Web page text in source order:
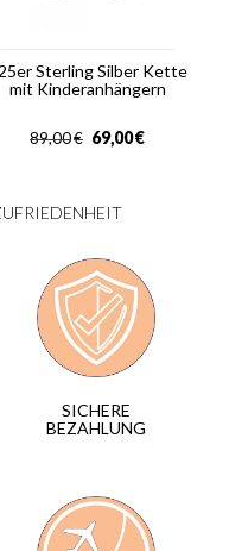
Sterling Silber Kette
mit Kinderanhängern
€
89,00 €
69,00
SICHERE
BEZAHLUNG